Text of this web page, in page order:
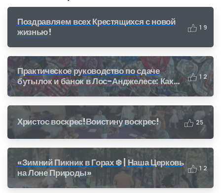
Поздравляем всех Крестящихся с новой
жизнью!
1 9
Практическое руководство по сдаче
бутылок и банок в Лос-Анджелесе: Как
получить деньги за переработку (CRV)
1 2
Христос воскрес!Воистину воскрес! 25
«Зимний Пикник в Горах ❄️ | Наша Церковь
на Лоне Природы»
1 2